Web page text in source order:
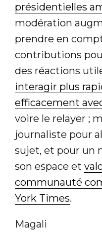
présidentielles
modération
prendre en
contributions
des réactions
interagir plus
efficacement
voire le relayer ;
journaliste pour
sujet, et pour un
son espace et
communauté
York Times.
Magali